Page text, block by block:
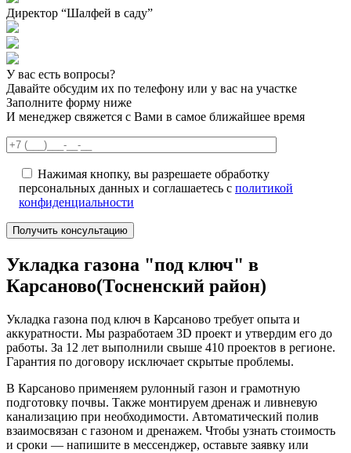
Директор “Шалфей в саду”
У вас есть вопросы?
Давайте обсудим их по телефону или у вас на участке
Заполните форму ниже
И менеджер свяжется с Вами в самое ближайшее время
Нажимая кнопку, вы разрешаете обработку
персональных данных и соглашаетесь с политикой
конфиденциальности
Укладка газона "под ключ" в
Карсаново(Тосненский район)
Укладка газона под ключ в Карсаново требует опыта и
аккуратности. Мы разработаем 3D проект и утвердим его до
работы. За 12 лет выполнили свыше 410 проектов в регионе.
Гарантия по договору исключает скрытые проблемы.
В Карсаново применяем рулонный газон и грамотную
подготовку почвы. Также монтируем дренаж и ливневую
канализацию при необходимости. Автоматический полив
взаимосвязан с газоном и дренажем. Чтобы узнать стоимость
и сроки — напишите в мессенджер, оставьте заявку или